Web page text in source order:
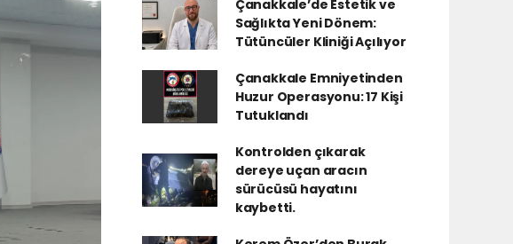
Çanakkale’de Estetik ve
Sağlıkta Yeni Dönem:
Tütüncüler Kliniği Açılıyor
Çanakkale Emniyetinden
Huzur Operasyonu: 17 Kişi
Tutuklandı
Kontrolden çıkarak
dereye uçan aracın
sürücüsü hayatını
kaybetti.